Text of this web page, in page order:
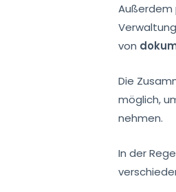
Außerdem
von
Die
möglich,
nehmen.
In der